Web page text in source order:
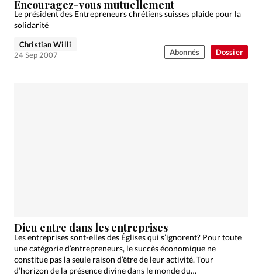
Dossier
Encouragez-vous mutuellement
Le président des Entrepreneurs chrétiens suisses plaide pour la
solidarité
Christian Willi
24 Sep 2007
Abonnés
Dieu entre dans les entreprises
Les entreprises sont-elles des Églises qui s’ignorent? Pour toute
une catégorie d’entrepreneurs, le succès économique ne
constitue pas la seule raison d’être de leur activité. Tour
d’horizon de la présence divine dans le monde du…